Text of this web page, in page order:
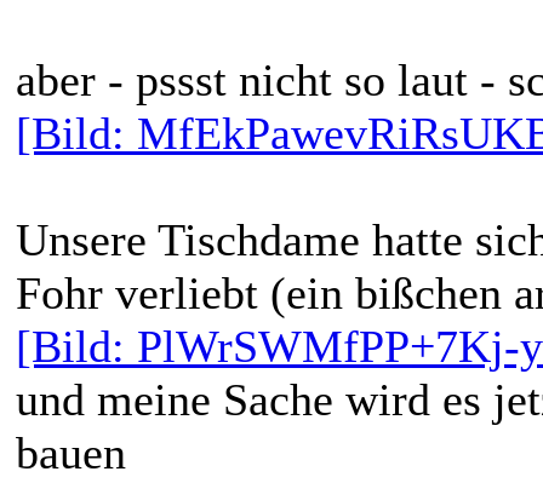
aber - pssst nicht so laut -
[Bild:
Unsere Tischdame hatte
Fohr verliebt (ein bißchen
[Bild: PlWrSWMfPP+7Kj-
und meine Sache wird es
bauen